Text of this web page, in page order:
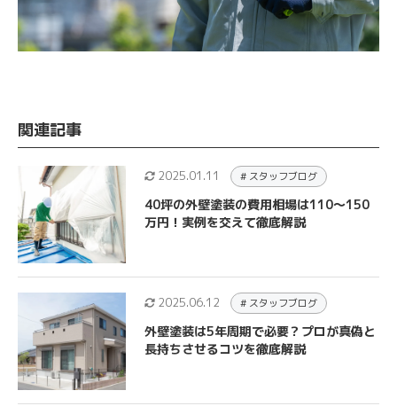
関連記事
2025.01.11 # スタッフブログ
40坪の外壁塗装の費用相場は110～150
万円！実例を交えて徹底解説
2025.06.12 # スタッフブログ
外壁塗装は5年周期で必要？プロが真偽と
長持ちさせるコツを徹底解説